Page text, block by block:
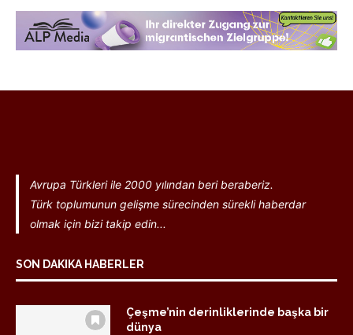
Avrupa Türkleri ile 2000 yılından beri beraberiz.
Türk toplumunun gelişme sürecinden sürekli haberdar
olmak için bizi takip edin...
SON DAKIKA HABERLER
Çeşme’nin derinliklerinde başka bir
dünya